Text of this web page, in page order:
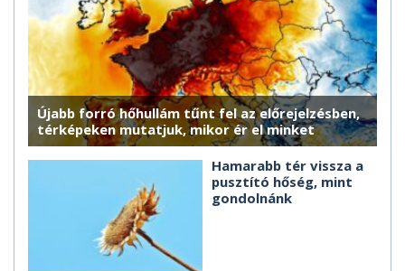
Újabb forró hőhullám tűnt fel az előrejelzésben,
térképeken mutatjuk, mikor ér el minket
Hamarabb tér vissza a
pusztító hőség, mint
gondolnánk